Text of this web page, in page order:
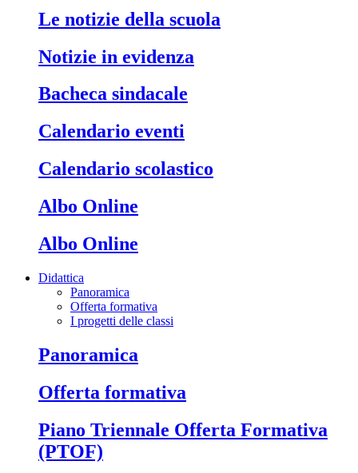
Le notizie della scuola
Notizie in evidenza
Bacheca sindacale
Calendario eventi
Calendario scolastico
Albo Online
Albo Online
Didattica
Panoramica
Offerta formativa
I progetti delle classi
Panoramica
Offerta formativa
Piano Triennale Offerta Formativa
(PTOF)